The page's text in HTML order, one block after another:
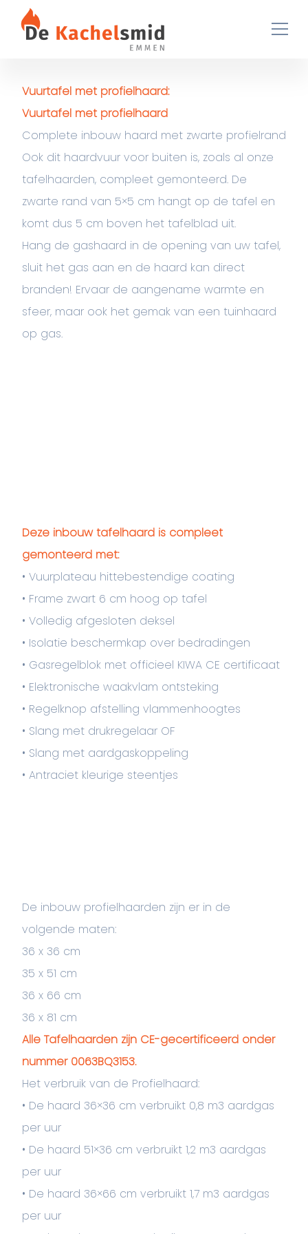
Ga naar de inhoud
Vuurtafel met profielhaard:
Vuurtafel met profielhaard
Complete inbouw haard met zwarte profielrand
Ook dit haardvuur voor buiten is, zoals al onze
tafelhaarden, compleet gemonteerd. De
zwarte rand van 5×5 cm hangt op de tafel en
komt dus 5 cm boven het tafelblad uit.
Hang de gashaard in de opening van uw tafel,
sluit het gas aan en de haard kan direct
branden! Ervaar de aangename warmte en
sfeer, maar ook het gemak van een tuinhaard
op gas.
Deze inbouw tafelhaard is compleet
gemonteerd met:
• Vuurplateau hittebestendige coating
• Frame zwart 6 cm hoog op tafel
• Volledig afgesloten deksel
• Isolatie beschermkap over bedradingen
• Gasregelblok met officieel KIWA CE certificaat
• Elektronische waakvlam ontsteking
• Regelknop afstelling vlammenhoogtes
• Slang met drukregelaar OF
• Slang met aardgaskoppeling
• Antraciet kleurige steentjes
De inbouw profielhaarden zijn er in de
volgende maten:
36 x 36 cm
35 x 51 cm
36 x 66 cm
36 x 81 cm
Alle Tafelhaarden zijn CE-gecertificeerd onder
nummer 0063BQ3153.
Het verbruik van de Profielhaard:
• De haard 36×36 cm verbruikt 0,8 m3 aardgas
per uur
• De haard 51×36 cm verbruikt 1,2 m3 aardgas
per uur
• De haard 36×66 cm verbruikt 1,7 m3 aardgas
per uur